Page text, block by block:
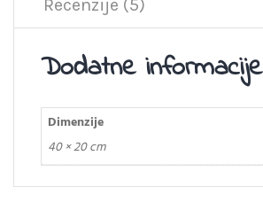
Recenzije (5)
Dodatne informacije
Dimenzije
40 × 20 cm